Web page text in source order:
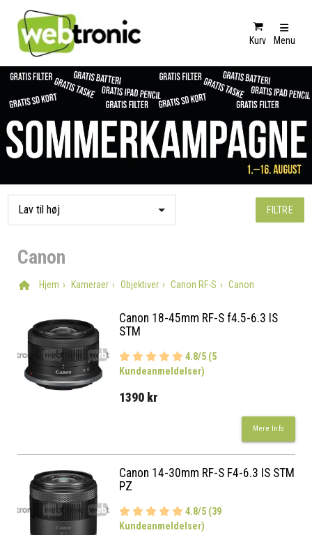
Kurv Menu
FILTRE
Canon
Hjem Kameraer Objektiver Canon RF-S Canon
Canon 18-45mm RF-S f4.5-6.3 IS
STM
4.8/5 (5
Kundeanmeldelser)
1390 kr
Mere Info
Canon 14-30mm RF-S F4-6.3 IS STM
PZ
4.8/5 (39
Kundeanmeldelser)